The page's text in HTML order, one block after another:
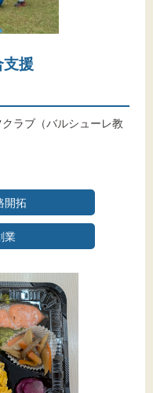
援
ラブ（バルシューレ教
開拓
業